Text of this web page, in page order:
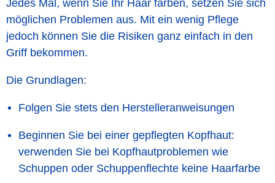
Jedes Mal, wenn Sie Ihr Haar färben, setzen Sie sich
möglichen Problemen aus. Mit ein wenig Pflege
jedoch können Sie die Risiken ganz einfach in den
Griff bekommen.
Die Grundlagen:
Folgen Sie stets den Herstelleranweisungen
Beginnen Sie bei einer gepflegten Kopfhaut:
verwenden Sie bei Kopfhautproblemen wie
Schuppen oder Schuppenflechte keine Haarfarbe